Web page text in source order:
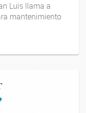
Luis llama a
mantenimiento